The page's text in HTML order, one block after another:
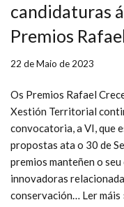
candidaturas
Premios
22 de Maio de 2023
Os Premios Rafael
Xestión Territorial
convocatoria, a VI, que
propostas ata o 30 de
premios manteñen o
innovadoras
conservación… Ler máis